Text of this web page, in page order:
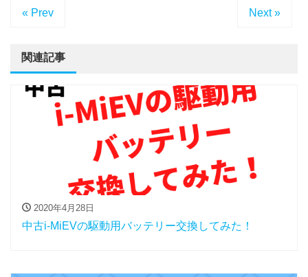
« Prev
Next »
関連記事
2020年4月28日
中古i-MiEVの駆動用バッテリー交換してみた！